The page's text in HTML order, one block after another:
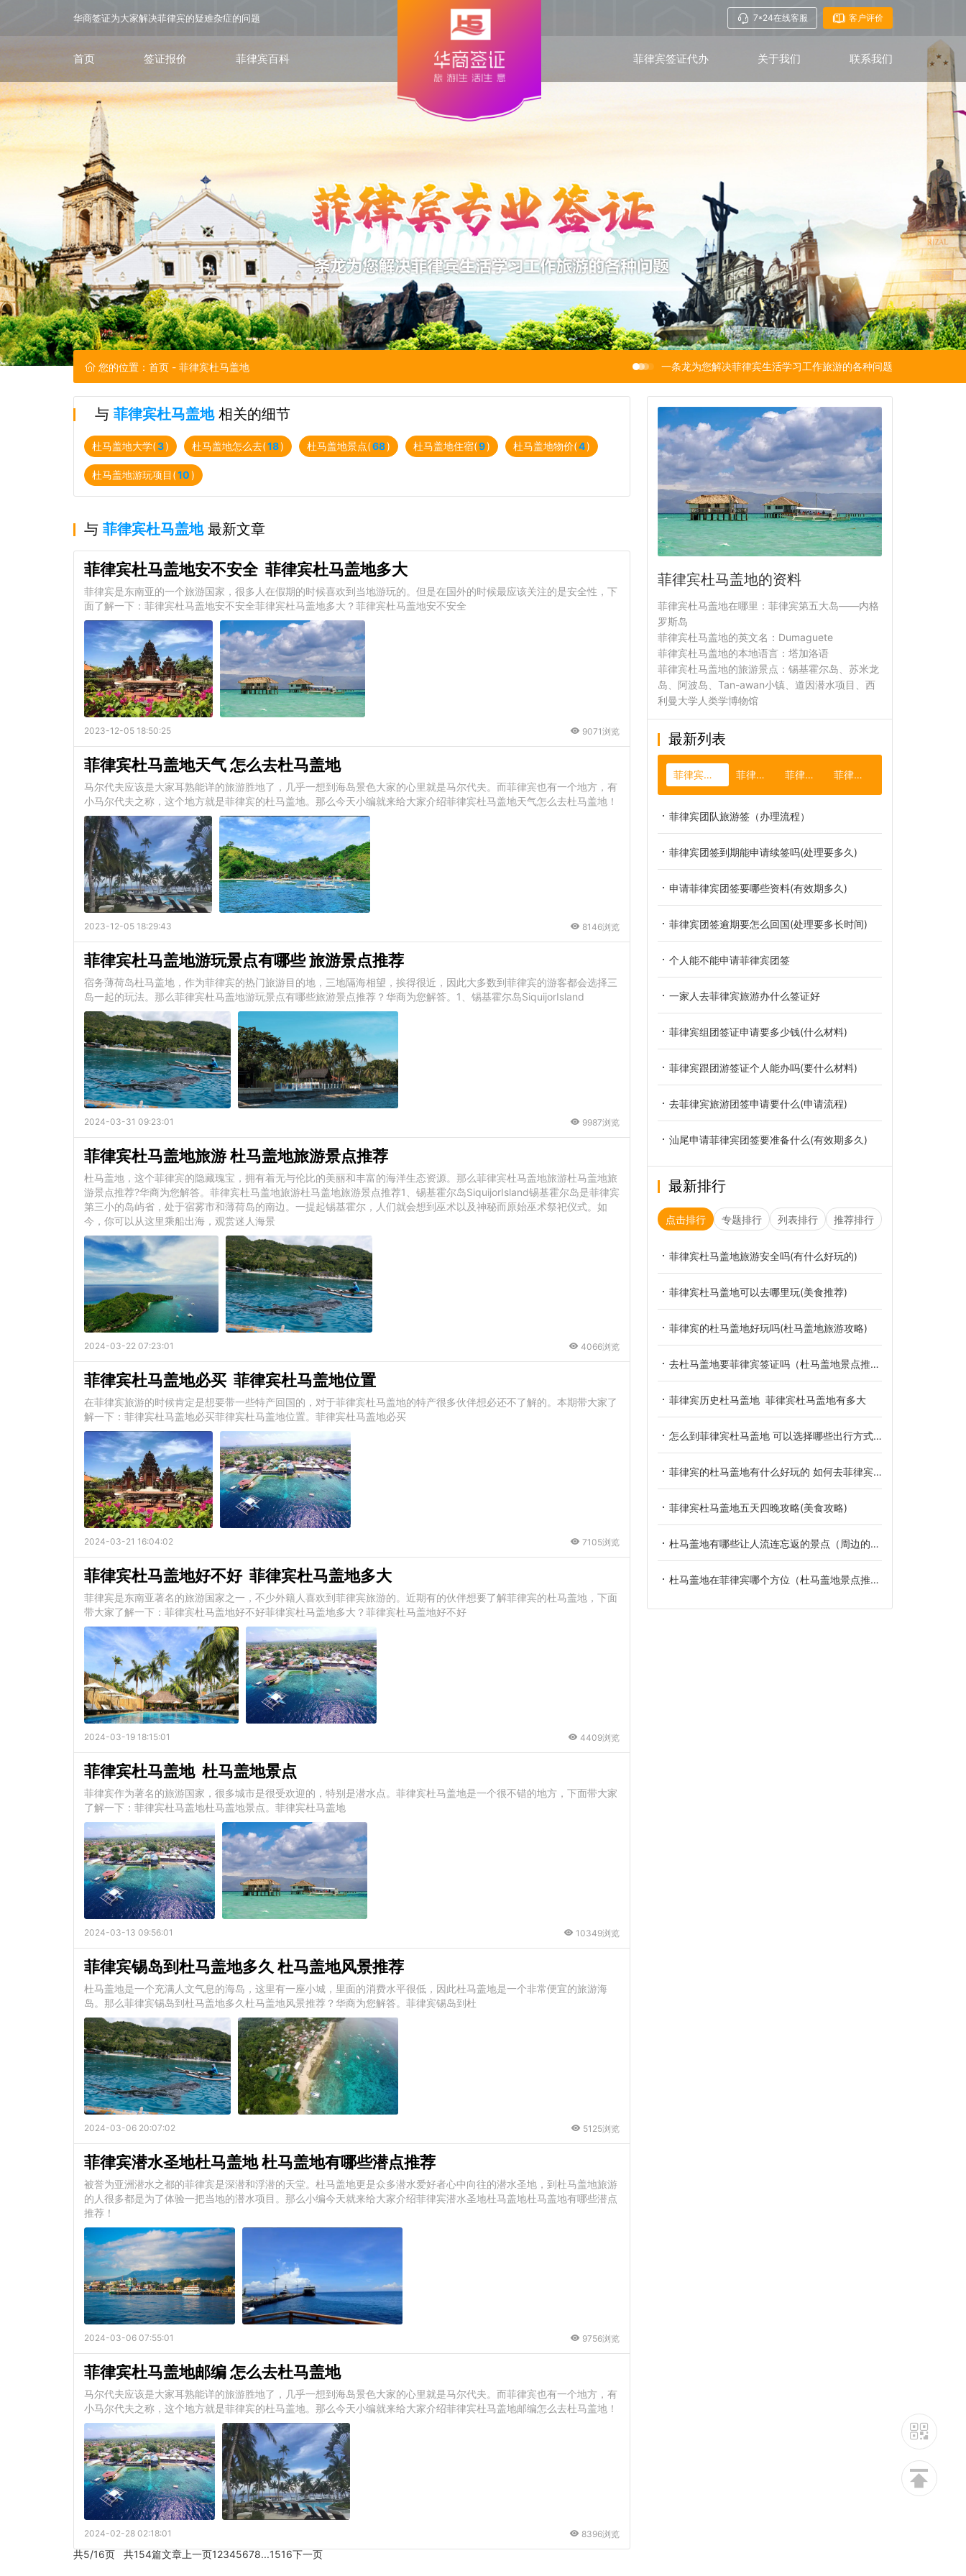
华商签证为大家解决菲律宾的疑难杂症的问题 7*24在线客服 客户评价
首页 签证报价 菲律宾百科 菲律宾签证代办 关于我们 联系我们
您的位置： 首页 - 菲律宾杜马盖地 一条龙为您解决菲律宾生活学习工作旅游的各种问题
与 菲律宾杜马盖地相关的细节
杜马盖地大学(3) 杜马盖地怎么去(18) 杜马盖地景点(68) 杜马盖地住宿(9) 杜马盖地物价(4)
杜马盖地游玩项目(10)
与 菲律宾杜马盖地最新文章
菲律宾杜马盖地安不安全 菲律宾杜马盖地多大
菲律宾是东南亚的一个旅游国家，很多人在假期的时候喜欢到当地游玩的。但是在国外的时候最应该关注的是安全性，下
面了解一下：菲律宾杜马盖地安不安全菲律宾杜马盖地多大？菲律宾杜马盖地安不安全
2023-12-05 18:50:25 9071浏览
菲律宾杜马盖地天气 怎么去杜马盖地
马尔代夫应该是大家耳熟能详的旅游胜地了，几乎一想到海岛景色大家的心里就是马尔代夫。而菲律宾也有一个地方，有
小马尔代夫之称，这个地方就是菲律宾的杜马盖地。那么今天小编就来给大家介绍菲律宾杜马盖地天气怎么去杜马盖地！
2023-12-05 18:29:43 8146浏览
菲律宾杜马盖地游玩景点有哪些 旅游景点推荐
宿务薄荷岛杜马盖地，作为菲律宾的热门旅游目的地，三地隔海相望，挨得很近，因此大多数到菲律宾的游客都会选择三
岛一起的玩法。那么菲律宾杜马盖地游玩景点有哪些旅游景点推荐？华商为您解答。1、锡基霍尔岛SiquijorIsland
2024-03-31 09:23:01 9987浏览
菲律宾杜马盖地旅游 杜马盖地旅游景点推荐
杜马盖地，这个菲律宾的隐藏瑰宝，拥有着无与伦比的美丽和丰富的海洋生态资源。那么菲律宾杜马盖地旅游杜马盖地旅
游景点推荐?华商为您解答。菲律宾杜马盖地旅游杜马盖地旅游景点推荐1、锡基霍尔岛SiquijorIsland锡基霍尔岛是菲律宾
第三小的岛屿省，处于宿雾市和薄荷岛的南边。一提起锡基霍尔，人们就会想到巫术以及神秘而原始巫术祭祀仪式。如
今，你可以从这里乘船出海，观赏迷人海景
2024-03-22 07:23:01 4066浏览
菲律宾杜马盖地必买 菲律宾杜马盖地位置
在菲律宾旅游的时候肯定是想要带一些特产回国的，对于菲律宾杜马盖地的特产很多伙伴想必还不了解的。本期带大家了
解一下：菲律宾杜马盖地必买菲律宾杜马盖地位置。菲律宾杜马盖地必买
2024-03-21 16:04:02 7105浏览
菲律宾杜马盖地好不好 菲律宾杜马盖地多大
菲律宾是东南亚著名的旅游国家之一，不少外籍人喜欢到菲律宾旅游的。近期有的伙伴想要了解菲律宾的杜马盖地，下面
带大家了解一下：菲律宾杜马盖地好不好菲律宾杜马盖地多大？菲律宾杜马盖地好不好
2024-03-19 18:15:01 4409浏览
菲律宾杜马盖地 杜马盖地景点
菲律宾作为著名的旅游国家，很多城市是很受欢迎的，特别是潜水点。菲律宾杜马盖地是一个很不错的地方，下面带大家
了解一下：菲律宾杜马盖地杜马盖地景点。菲律宾杜马盖地
2024-03-13 09:56:01 10349浏览
菲律宾锡岛到杜马盖地多久 杜马盖地风景推荐
杜马盖地是一个充满人文气息的海岛，这里有一座小城，里面的消费水平很低，因此杜马盖地是一个非常便宜的旅游海
岛。那么菲律宾锡岛到杜马盖地多久杜马盖地风景推荐？华商为您解答。菲律宾锡岛到杜
2024-03-06 20:07:02 5125浏览
菲律宾潜水圣地杜马盖地 杜马盖地有哪些潜点推荐
被誉为亚洲潜水之都的菲律宾是深潜和浮潜的天堂。杜马盖地更是众多潜水爱好者心中向往的潜水圣地，到杜马盖地旅游
的人很多都是为了体验一把当地的潜水项目。那么小编今天就来给大家介绍菲律宾潜水圣地杜马盖地杜马盖地有哪些潜点
推荐！​
2024-03-06 07:55:01 9756浏览
菲律宾杜马盖地邮编 怎么去杜马盖地
​马尔代夫应该是大家耳熟能详的旅游胜地了，几乎一想到海岛景色大家的心里就是马尔代夫。而菲律宾也有一个地方，有
小马尔代夫之称，这个地方就是菲律宾的杜马盖地。那么今天小编就来给大家介绍菲律宾杜马盖地邮编怎么去杜马盖地！​
2024-02-28 02:18:01 8396浏览
共5/16页 共154篇文章 上一页12345678...1516下一页
菲律宾杜马盖地的资料
菲律宾杜马盖地在哪里：菲律宾第五大岛——内格
罗斯岛
菲律宾杜马盖地的英文名：Dumaguete
菲律宾杜马盖地的本地语言：塔加洛语
菲律宾杜马盖地的旅游景点：锡基霍尔岛、苏米龙
岛、阿波岛、Tan-awan小镇、道因潜水项目、西
利曼大学人类学博物馆
最新列表
菲律宾跟团签证 菲律宾台风 菲律宾护照 菲律宾NBI
菲律宾团队旅游签（办理流程）
菲律宾团签到期能申请续签吗(处理要多久)
申请菲律宾团签要哪些资料(有效期多久)
菲律宾团签逾期要怎么回国(处理要多长时间)
个人能不能申请菲律宾团签
一家人去菲律宾旅游办什么签证好
菲律宾组团签证申请要多少钱(什么材料)
菲律宾跟团游签证个人能办吗(要什么材料)
去菲律宾旅游团签申请要什么(申请流程)
汕尾申请菲律宾团签要准备什么(有效期多久)
最新排行
点击排行 专题排行 列表排行 推荐排行
菲律宾杜马盖地旅游安全吗(有什么好玩的)
菲律宾杜马盖地可以去哪里玩(美食推荐)
菲律宾的杜马盖地好玩吗(杜马盖地旅游攻略)
去杜马盖地要菲律宾签证吗（杜马盖地景点推荐）
菲律宾历史杜马盖地 菲律宾杜马盖地有多大
怎么到菲律宾杜马盖地 可以选择哪些出行方式呢
菲律宾的杜马盖地有什么好玩的 如何去菲律宾的杜马盖地
菲律宾杜马盖地五天四晚攻略(美食攻略)
杜马盖地有哪些让人流连忘返的景点（周边的旅游景点）
杜马盖地在菲律宾哪个方位（杜马盖地景点推荐）